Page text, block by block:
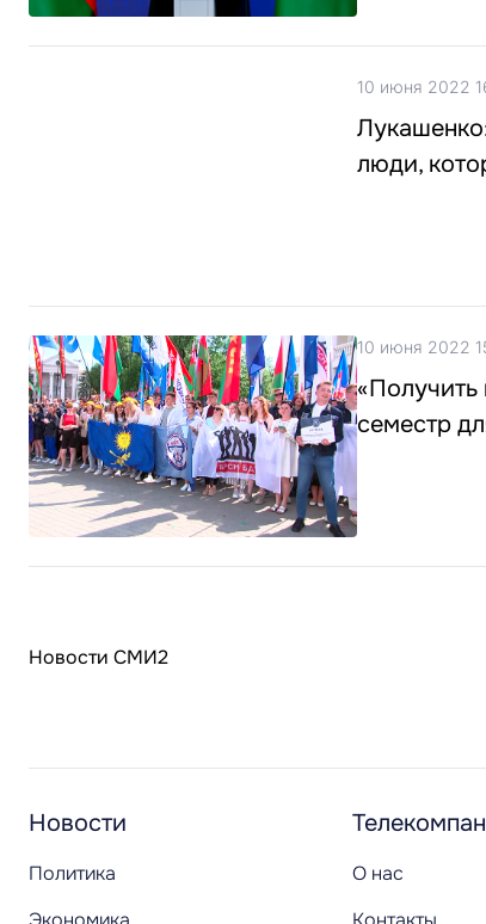
10 июня 2022
люди,
10 июня 2022
семестр
Новости СМИ2
Новости
Политика
О нас